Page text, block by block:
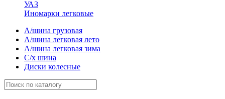
УАЗ
Иномарки легковые
А/шина грузовая
А/шина легковая лето
А/шина легковая зима
С/х шина
Диски колесные